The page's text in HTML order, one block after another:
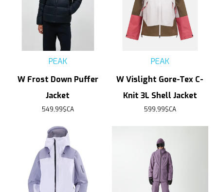
PEAK
W Frost Down Puffer
Jacket
549,99$CA
PEAK
W Vislight Gore-Tex C-
Knit 3L Shell Jacket
599,99$CA